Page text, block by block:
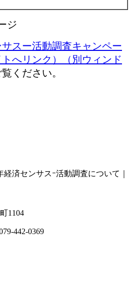
ジ
スー活動調査キャンペー
へリンク）（別ウィンド
ください。
1104
442-0369